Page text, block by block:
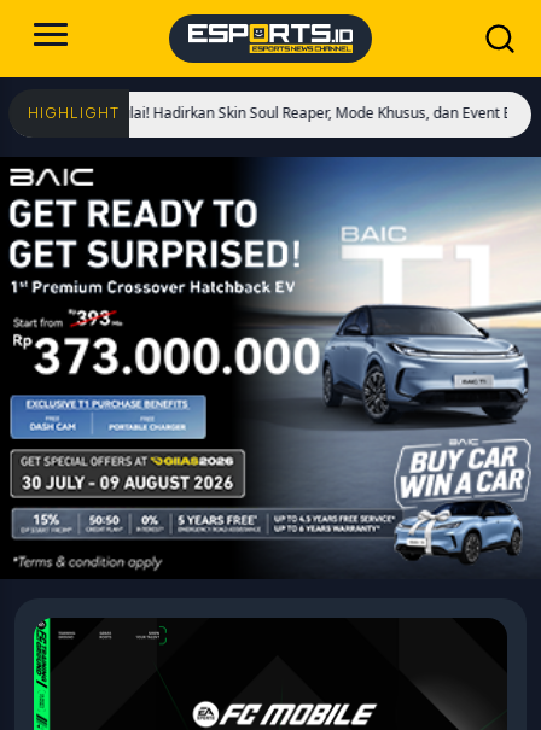
HIGHLIGHT
Dimulai! Hadirkan Skin Soul Reaper, Mode Khusus, dan Event Eksklusif!